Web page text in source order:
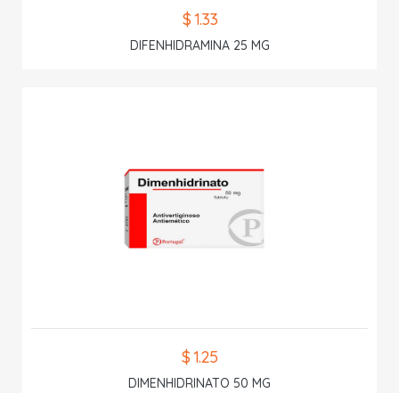
$ 1.33
DIFENHIDRAMINA 25 MG
$ 1.25
DIMENHIDRINATO 50 MG